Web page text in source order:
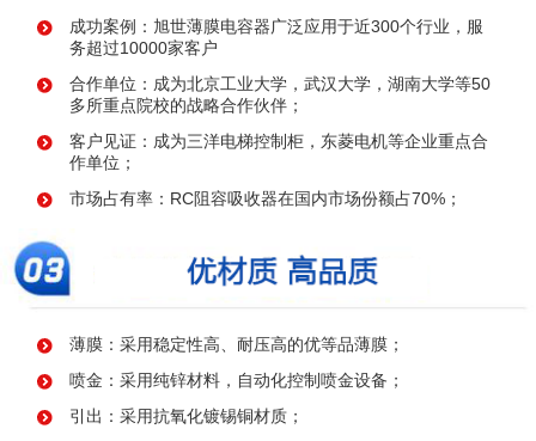
成功案例：旭世薄膜电容器广泛应用于近300个行业，服
务超过10000家客户
合作单位：成为北京工业大学，武汉大学，湖南大学等50
多所重点院校的战略合作伙伴；
客户见证：成为三洋电梯控制柜，东菱电机等企业重点合
作单位；
市场占有率：RC阻容吸收器在国内市场份额占70%；
薄膜：采用稳定性高、耐压高的优等品薄膜；
喷金：采用纯锌材料，自动化控制喷金设备；
引出：采用抗氧化镀锡铜材质；